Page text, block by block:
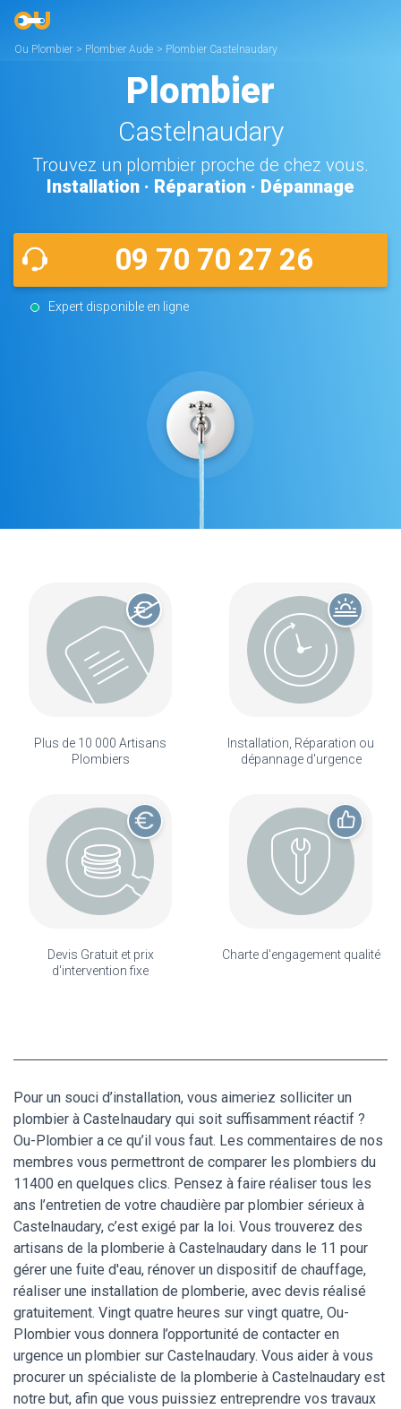
Ou Plombier > Plombier Aude > Plombier Castelnaudary
Plombier
Castelnaudary
Trouvez un plombier proche de chez vous.
Installation · Réparation · Dépannage
09 70 70 27 26
Expert disponible en ligne
Plus de 10 000 Artisans
Plombiers
Installation, Réparation ou
dépannage d'urgence
Devis Gratuit et prix
d'intervention fixe
Charte d'engagement qualité
Pour un souci d’installation, vous aimeriez solliciter un
plombier à Castelnaudary qui soit suffisamment réactif ?
Ou-Plombier a ce qu’il vous faut. Les commentaires de nos
membres vous permettront de comparer les plombiers du
11400 en quelques clics. Pensez à faire réaliser tous les
ans l’entretien de votre chaudière par plombier sérieux à
Castelnaudary, c’est exigé par la loi. Vous trouverez des
artisans de la plomberie à Castelnaudary dans le 11 pour
gérer une fuite d'eau, rénover un dispositif de chauffage,
réaliser une installation de plomberie, avec devis réalisé
gratuitement. Vingt quatre heures sur vingt quatre, Ou-
Plombier vous donnera l’opportunité de contacter en
urgence un plombier sur Castelnaudary. Vous aider à vous
procurer un spécialiste de la plomberie à Castelnaudary est
notre but, afin que vous puissiez entreprendre vos travaux